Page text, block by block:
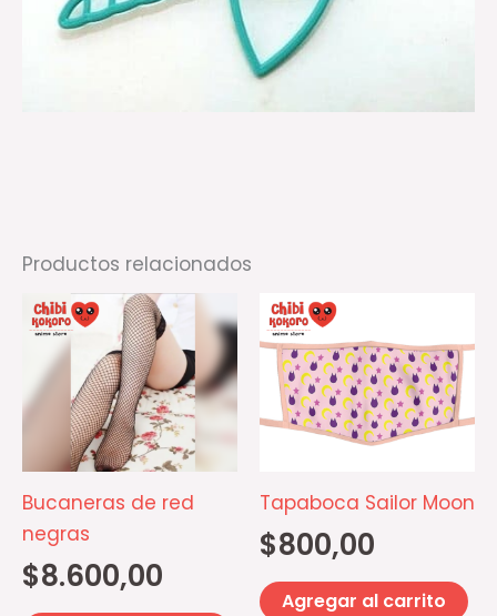
Productos relacionados
Bucaneras de red
negras
$8.600,00
Tapaboca Sailor Moon
$800,00
Agregar al carrito